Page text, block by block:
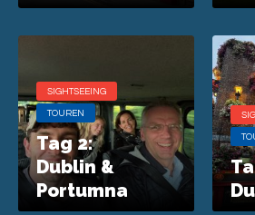
SIGHTSEEING
TOUREN
Tag 2:
Dublin &
Portumna